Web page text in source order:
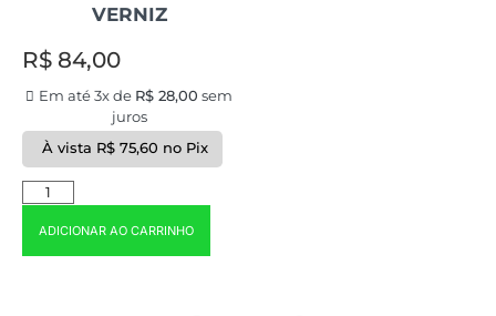
VERNIZ
R$ 84,00
Em até 3x de R$ 28,00 sem
juros
À vista R$75,60 no Pix
ADICIONAR AO CARRINHO